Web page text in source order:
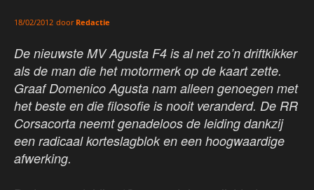
18/02/2012 door Redactie
De nieuwste MV Agusta F4 is al net zo’n driftkikker
als de man die het motormerk op de kaart zette.
Graaf Domenico Agusta nam alleen genoegen met
het beste en die filosofie is nooit veranderd. De RR
Corsacorta neemt genadeloos de leiding dankzij
een radicaal korteslagblok en een hoogwaardige
afwerking.